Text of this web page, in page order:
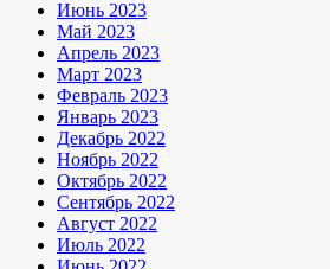
Июнь 2023
Май 2023
Апрель 2023
Март 2023
Февраль 2023
Январь 2023
Декабрь 2022
Ноябрь 2022
Октябрь 2022
Сентябрь 2022
Август 2022
Июль 2022